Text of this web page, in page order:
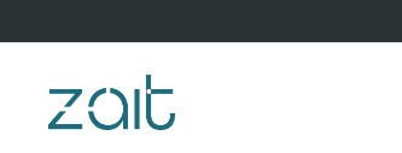
RELOJ LONGINES CONQUEST